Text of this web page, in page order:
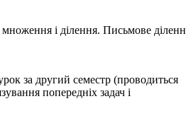
і ділення. Письмове
за другий семестр (проводиться
попередніх задач і